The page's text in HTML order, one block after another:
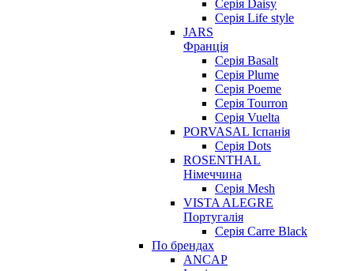
Серія Daisy
Серія Life style
JARS
Франція
Серія Basalt
Серія Plume
Серія Poeme
Серія Tourron
Серія Vuelta
PORVASAL Іспанія
Серія Dots
ROSENTHAL
Німеччина
Серія Mesh
VISTA ALEGRE
Португалія
Серія Carre Black
По брендах
ANCAP